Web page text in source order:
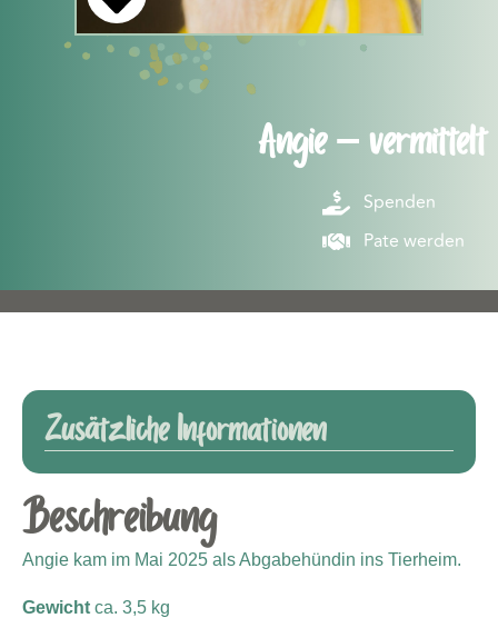
Angie – vermittelt
Spenden
Pate werden
Zusätzliche Informationen
Beschreibung
Angie kam im Mai 2025 als Abgabehündin ins Tierheim.
Gewicht ca. 3,5 kg